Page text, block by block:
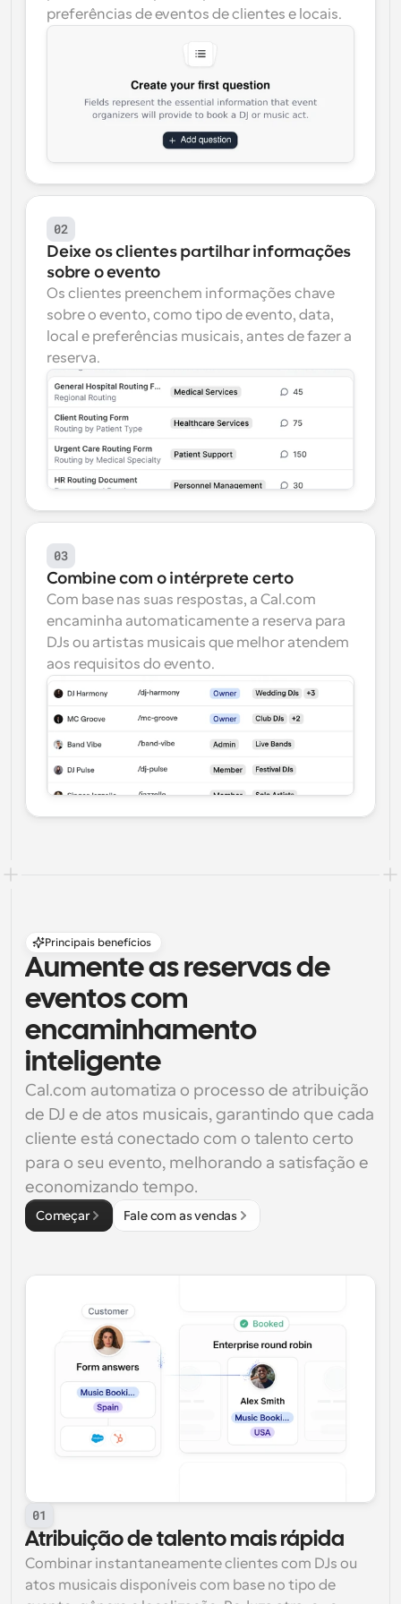
preferências de eventos de clientes e locais.
02
Deixe os clientes partilhar informações
sobre o evento
Os clientes preenchem informações chave
sobre o evento, como tipo de evento, data,
local e preferências musicais, antes de fazer a
reserva.
03
Combine com o intérprete certo
Com base nas suas respostas, a Cal.com
encaminha automaticamente a reserva para
DJs ou artistas musicais que melhor atendem
aos requisitos do evento.
Principais benefícios
Aumente as reservas de
eventos com
encaminhamento
inteligente
Cal.com automatiza o processo de atribuição
de DJ e de atos musicais, garantindo que cada
cliente está conectado com o talento certo
para o seu evento, melhorando a satisfação e
economizando tempo.
Começar Fale com as vendas
01
Atribuição de talento mais rápida
Combinar instantaneamente clientes com DJs ou
atos musicais disponíveis com base no tipo de